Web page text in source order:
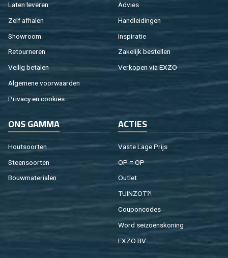
Laten le­ve­ren
Zelf af­ha­len
Show­room
Re­tour­ne­ren
Vei­lig be­ta­len
Al­ge­me­ne voor­waar­den
Pri­va­cy en coo­kies
Ad­vies
Hand­lei­din­gen
In­spi­ra­tie
Za­ke­lijk be­stel­len
Ver­ko­pen via EXZO
ONS GAMMA
Hout­soor­ten
Steen­soor­ten
Bouw­ma­te­ri­a­len
AC­TIES
Vaste Lage Prijs
OP = OP
Out­let
TUIN­ZOT?!
Cou­pon­co­des
Word sei­zoens­ko­ning
EXZO BV